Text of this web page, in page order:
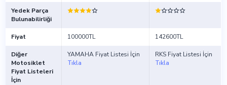
Yedek Parça
Bulunabilirliği
Fiyat 100000TL 142600TL
Diğer
Motosiklet
Fiyat Listeleri
İçin
YAMAHA Fiyat Listesi İçin
Tıkla
RKS Fiyat Listesi İçin
Tıkla